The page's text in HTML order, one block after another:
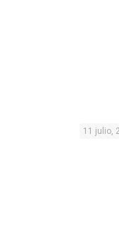
11 julio,